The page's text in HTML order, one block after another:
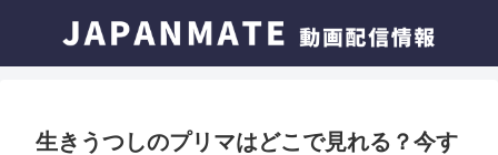
生きうつしのプリマはどこで見れる？今す